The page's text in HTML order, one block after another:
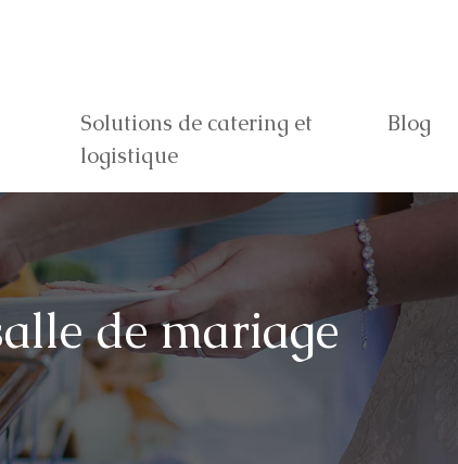
Solutions de catering et
logistique
Blog
de mariage